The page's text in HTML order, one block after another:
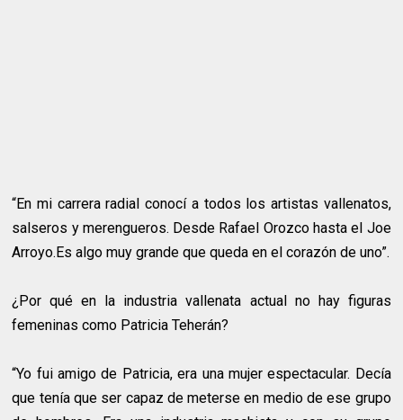
“En mi carrera radial conocí a todos los artistas vallenatos,
salseros y merengueros. Desde Rafael Orozco hasta el Joe
Arroyo.Es algo muy grande que queda en el corazón de uno”.
¿Por qué en la industria vallenata actual no hay figuras
femeninas como Patricia Teherán?
“Yo fui amigo de Patricia, era una mujer espectacular. Decía
que tenía que ser capaz de meterse en medio de ese grupo